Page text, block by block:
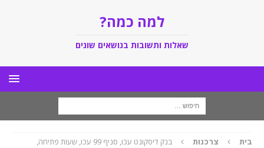
למה כמה?
שאלות ותשובות בנושאים שונים
בית צרכנות
בנק דיסקונט עכו, סניף 99 עכו, שעות פתיחה,